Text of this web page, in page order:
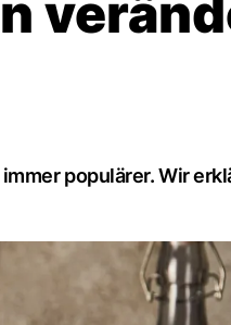
populärer. Wir